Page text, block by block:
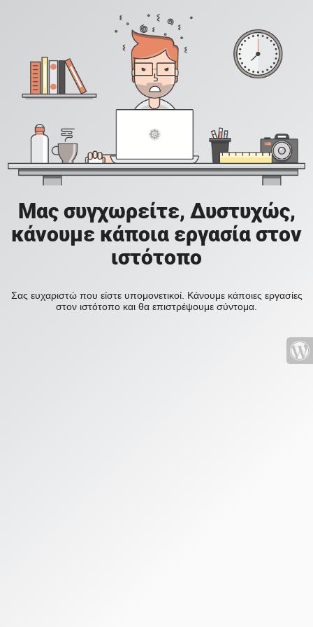
Μας συγχωρείτε, Δυστυχώς,
κάνουμε κάποια εργασία στον
ιστότοπο
Σας ευχαριστώ που είστε υπομονετικοί. Κάνουμε κάποιες εργασίες
στον ιστότοπο και θα επιστρέψουμε σύντομα.